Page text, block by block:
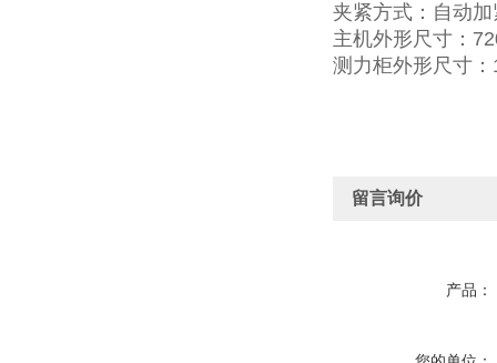
夹紧方式：自动加
主机外形尺寸：
测力柜外形尺寸
留言询价
产品：